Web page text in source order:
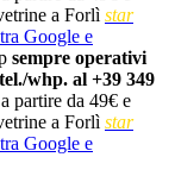
a Forlì star
Google e
sempre operativi
tel./whp. al +39 349
a partire da 49€ e
a Forlì star
Google e